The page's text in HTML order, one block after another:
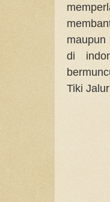
maupun
di
Tiki